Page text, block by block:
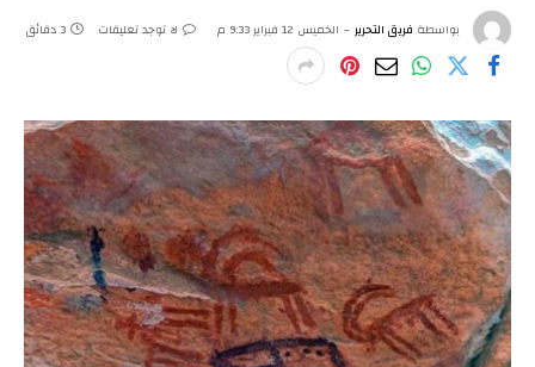
بواسطة فريق التحرير الخميس 12 فبراير 9:33 م لا توجد تعليقات 3 دقائق